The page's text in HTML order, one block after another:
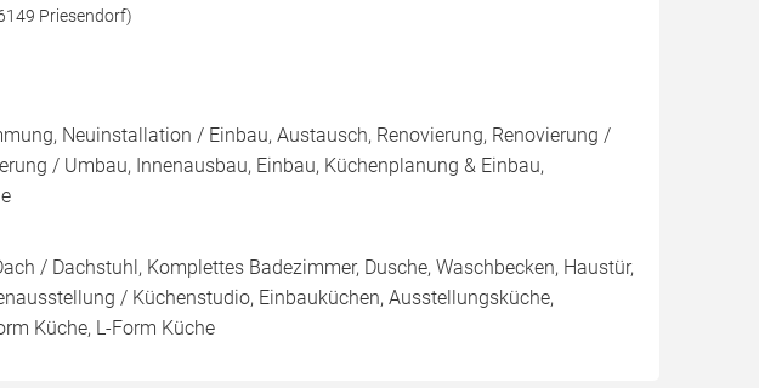
Priesendorf)
Neuinstallation / Einbau, Austausch, Renovierung, Renovierung /
/ Umbau, Innenausbau, Einbau, Küchenplanung & Einbau,
/ Dachstuhl, Komplettes Badezimmer, Dusche, Waschbecken, Haustür,
/ Küchenstudio, Einbauküchen, Ausstellungsküche,
Küche, L-Form Küche